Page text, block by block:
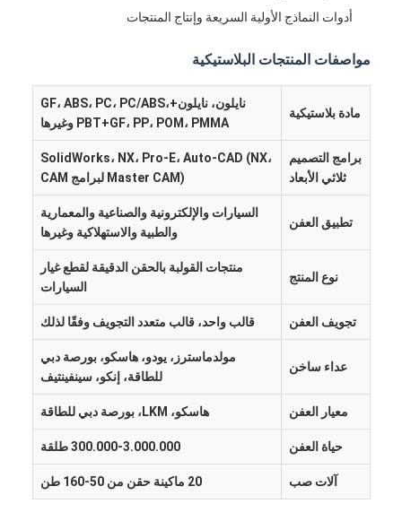
بيت
منتجات
جولة في المعمل
اتصل بنا
حالات
خدمات صب الحقن
خدمة صب حقن البلاستيك
صب حقن مزدوج
صب حقن دقيقة
أدوات النماذج الأولية السريعة وإنتاج المنتجات
مواصفات المنتجات البلاستيكية
مادة بلاستيكية
نايلون، نايلون+GF، ABS، PC، PC/ABS،
PBT+GF، PP، POM، PMMA وغيرها
برامج التصميم
ثلاثي الأبعاد
SolidWorks، NX، Pro-E، Auto-CAD (NX،
Master CAM) لبرامج CAM
تطبيق العفن
السيارات والإلكترونية والصناعية والمعمارية
والطبية والاستهلاكية وغيرها
نوع المنتج
منتجات القولبة بالحقن الدقيقة لقطع غيار
السيارات
تجويف العفن قالب واحد، قالب متعدد التجويف وفقًا لذلك
عداء ساخن
مولدماسترز، يودو، هاسكو، بورصة دبي
للطاقة، إنكو، سينفينتيف
معيار العفن هاسكو، LKM، بورصة دبي للطاقة
حياة العفن 300.000-3.000.000 طلقة
آلات صب 20 ماكينة حقن من 50-160 طن